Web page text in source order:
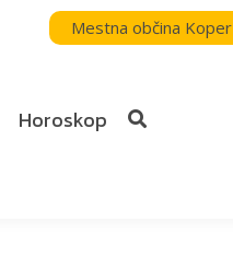
Mestna občina Koper
Horoskop